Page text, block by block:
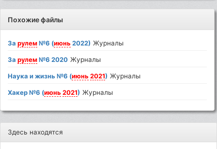
Похожие файлы
Зарулем№6 (июнь 2022) Журналы
Зарулем№6 2020 Журналы
Наука и жизнь №6 (июнь 2021) Журналы
Хакер №6 (июнь 2021) Журналы
Здесь находятся